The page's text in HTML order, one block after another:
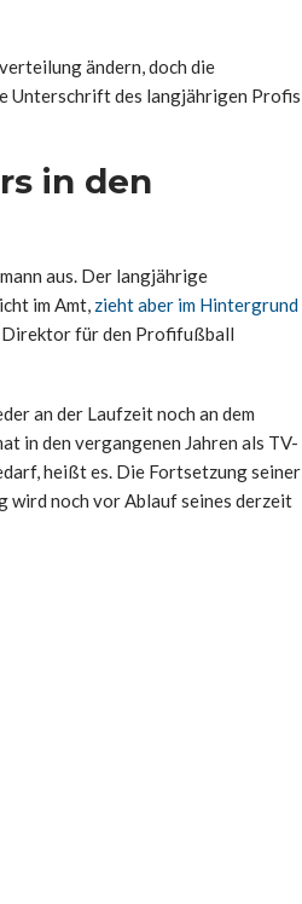
ändern, doch die
Unterschrift des langjährigen Profis
in den
aus. Der langjährige
im Amt, zieht aber im Hintergrund
Direktor für den Profifußball
an der Laufzeit noch an dem
in den vergangenen Jahren als TV-
heißt es. Die Fortsetzung seiner
wird noch vor Ablauf seines derzeit